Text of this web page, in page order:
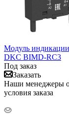
Модуль
DKC BIMD-RC3
Под заказ
Заказать
Наши менеджеры
условия заказа